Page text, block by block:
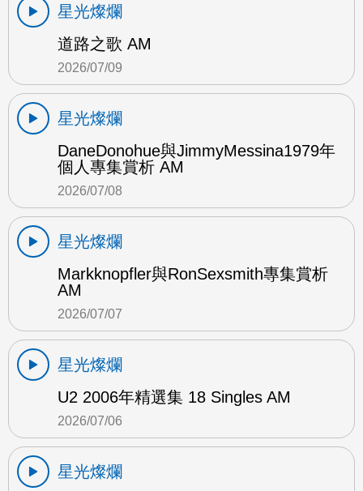
星光燦爛
道路之歌 AM
2026/07/09
星光燦爛
DaneDonohue與JimmyMessina1979年
個人專集賞析 AM
2026/07/08
星光燦爛
Markknopfler與RonSexsmith專集賞析
AM
2026/07/07
星光燦爛
U2 2006年精選集 18 Singles AM
2026/07/06
星光燦爛